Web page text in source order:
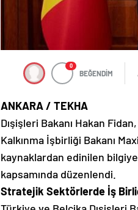
0
BEĞENDİM
ANKARA / TEKHA
Dışişleri Bakanı Hakan
Kalkınma İşbirliği Bakanı
kaynaklardan edinilen
kapsamında düzenlendi.
Stratejik Sektörlerde İş